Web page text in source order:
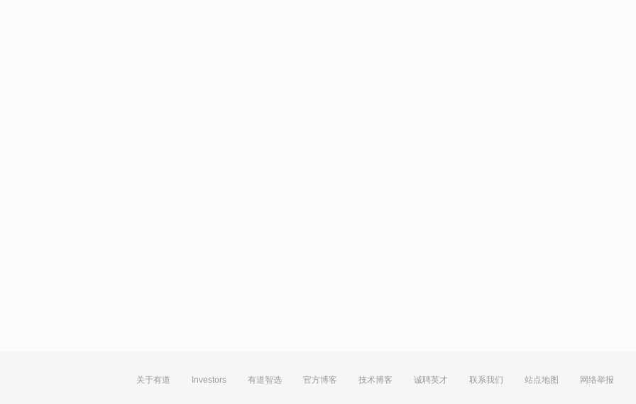
关于有道 Investors 有道智选 官方博客 技术博客 诚聘英才 联系我们 站点地图 网络举报